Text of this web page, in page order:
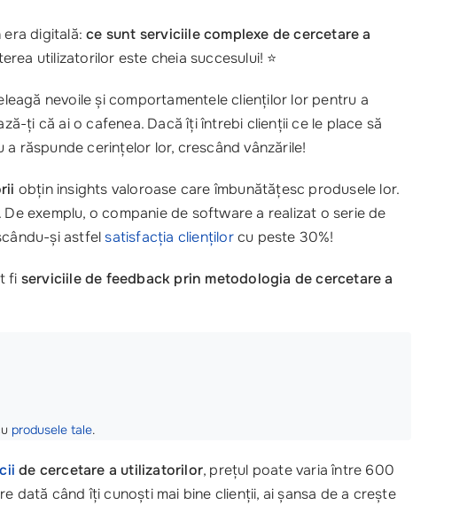
era digitală:ce sunt serviciile complexe de cercetare a
utilizatorilor este cheia succesului! ⭐
nevoile și comportamentele clienților lor pentru a
ți că ai o cafenea. Dacă îți întrebi clienții ce le place să
răspunde cerințelor lor, crescând vânzările!
obțin insights valoroase care îmbunătățesc produsele lor.
exemplu, o companie de software a realizat o serie de
și astfelsatisfacția cliențilorcu peste 30%!
fi serviciile de feedback prin metodologia de cercetare a
produsele tale.
de cercetare a utilizatorilor, prețul poate varia între 600
dată când îți cunoști mai bine clienții, ai șansa de a crește